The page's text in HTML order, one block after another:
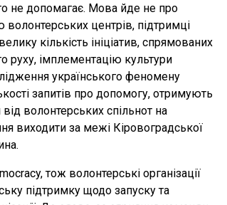
не допомагає. Мова йде не про
центрів, підтримці
кількість ініціатив, спрямованих
руху, імплементацію культури
українського феномену
запитів про допомогу, отримують
волонтерських спільнот на
виходити за межі Кіровоградської
тож волонтерські організації
підтримку щодо запуску та